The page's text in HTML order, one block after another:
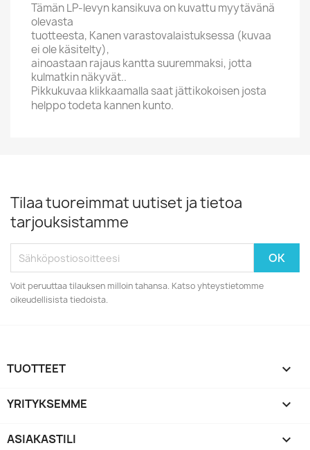
Tämän LP-levyn kansikuva on kuvattu myytävänä
olevasta
tuotteesta, Kanen varastovalaistuksessa (kuvaa
ei ole käsitelty),
ainoastaan rajaus kantta suuremmaksi, jotta
kulmatkin näkyvät..
Pikkukuvaa klikkaamalla saat jättikokoisen josta
helppo todeta kannen kunto.
Tilaa tuoreimmat uutiset ja tietoa
tarjouksistamme
Voit peruuttaa tilauksen milloin tahansa. Katso yhteystietomme
oikeudellisista tiedoista.
TUOTTEET 
YRITYKSEMME 
ASIAKASTILI 